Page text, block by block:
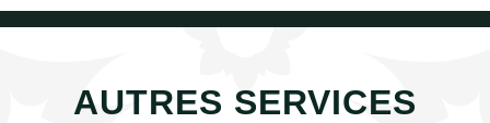
AUTRES SERVICES